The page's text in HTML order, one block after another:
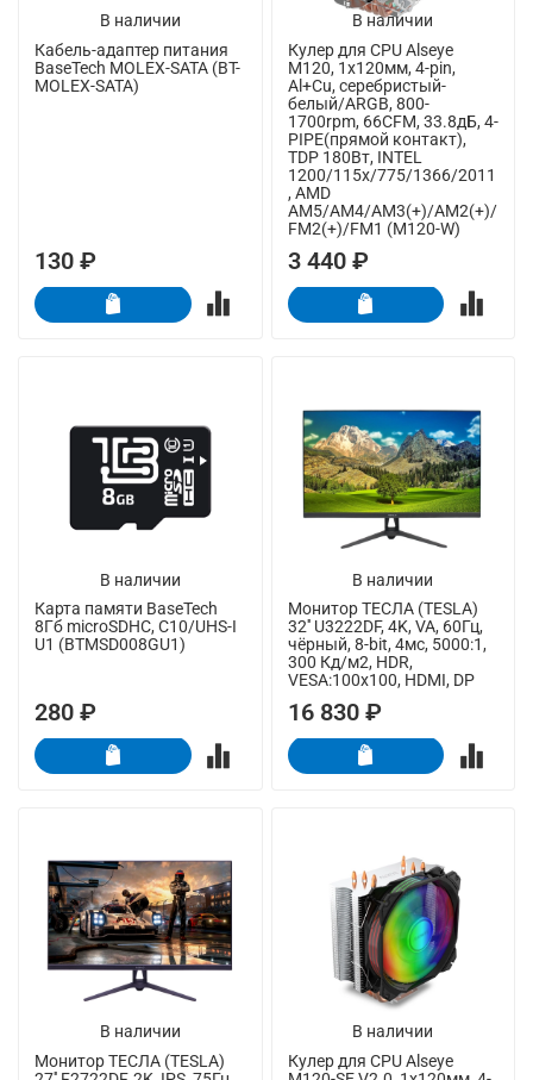
В наличии
Кабель-адаптер питания
BaseTech MOLEX-SATA (BT-
MOLEX-SATA)
130 ₽
В наличии
Кулер для CPU Alseye
M120, 1х120мм, 4-pin,
Al+Cu, серебристый-
белый/ARGB, 800-
1700rpm, 66CFM, 33.8дБ, 4-
PIPE(прямой контакт),
TDP 180Вт, INTEL
1200/115x/775/1366/2011
, AMD
AM5/AM4/AM3(+)/AM2(+)/
FM2(+)/FM1 (M120-W)
3 440 ₽
В наличии
Карта памяти BaseTech
8Гб microSDHC, C10/UHS-I
U1 (BTMSD008GU1)
280 ₽
В наличии
Монитор ТЕСЛА (TESLA)
32'' U3222DF, 4K, VA, 60Гц,
чёрный, 8-bit, 4мс, 5000:1,
300 Кд/м2, HDR,
VESA:100x100, HDMI, DP
16 830 ₽
В наличии
Монитор ТЕСЛА (TESLA)
В наличии
Кулер для CPU Alseye